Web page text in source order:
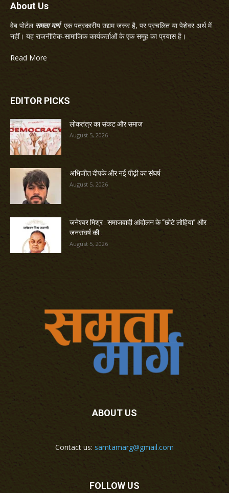
About Us
वेब पोर्टल समता मार्गएक पत्रकारीय उद्यम जरूर है, पर प्रचलित या पेशेवर अर्थ में
नहीं। यह राजनीतिक-सामाजिक कार्यकर्ताओं के एक समूह का प्रयास है।
Read More
EDITOR PICKS
लोकतंत्र का संकट और समाज
August 5, 2026
अभिजीत दीपके और नई पीढ़ी का संघर्ष
August 5, 2026
जनेश्वर मिश्र : समाजवादी आंदोलन के “छोटे लोहिया” और
जनसंघर्ष की...
August 5, 2026
ABOUT US
Contact us: samtamarg@gmail.com
FOLLOW US